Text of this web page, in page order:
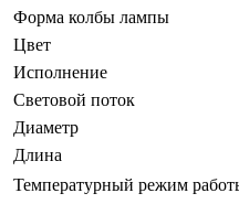
Форма колбы лампы
Цвет
Исполнение
Световой поток
Диаметр
Длина
Температурный режим